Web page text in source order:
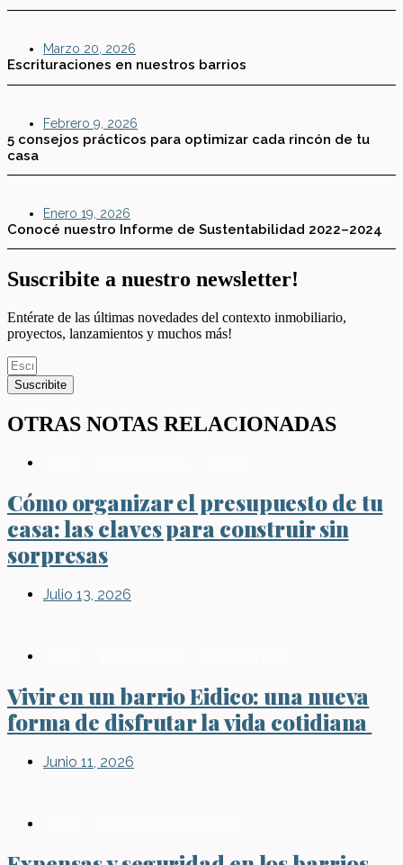
Marzo 20, 2026
Escrituraciones en nuestros barrios
Febrero 9, 2026
5 consejos prácticos para optimizar cada rincón de tu
casa
Enero 19, 2026
Conocé nuestro Informe de Sustentabilidad 2022–2024
Suscribite a nuestro newsletter!
Entérate de las últimas novedades del contexto inmobiliario,
proyectos, lanzamientos y muchos más!
Suscribite
OTRAS NOTAS RELACIONADAS
Cómo organizar el presupuesto de tu
casa: las claves para construir sin
sorpresas
Julio 13, 2026
Vivir en un barrio Eidico: una nueva
forma de disfrutar la vida cotidiana
Junio 11, 2026